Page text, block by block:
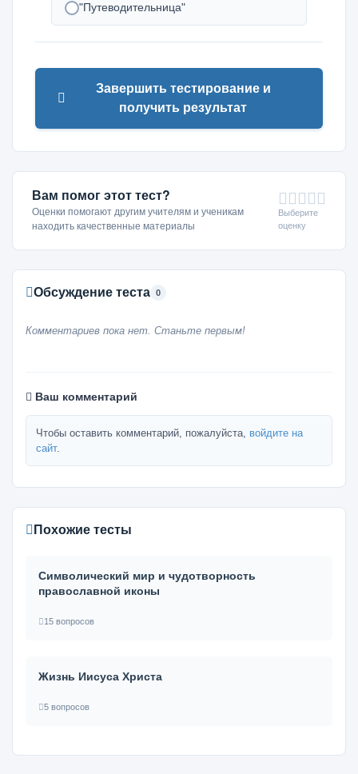
"Путеводительница"
Завершить тестирование и
получить результат
Вам помог этот тест?
Оценки помогают другим учителям и ученикам
находить качественные материалы
Выберите
оценку
Обсуждение теста 0
Комментариев пока нет. Станьте первым!
Ваш комментарий
Чтобы оставить комментарий, пожалуйста, войдите на
сайт.
Похожие тесты
Символический мир и чудотворность
православной иконы
15 вопросов
Жизнь Иисуса Христа
5 вопросов